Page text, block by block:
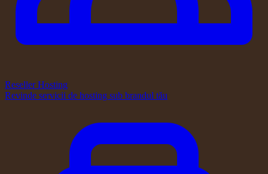
Reseller Hosting
Revinde servicii de hosting sub brandul tău